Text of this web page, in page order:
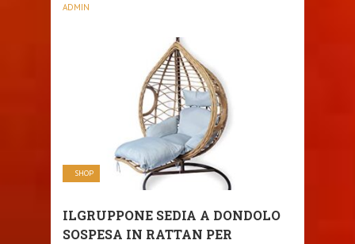
ADMIN
SHOP
ILGRUPPONE SEDIA A DONDOLO
SOSPESA IN RATTAN PER